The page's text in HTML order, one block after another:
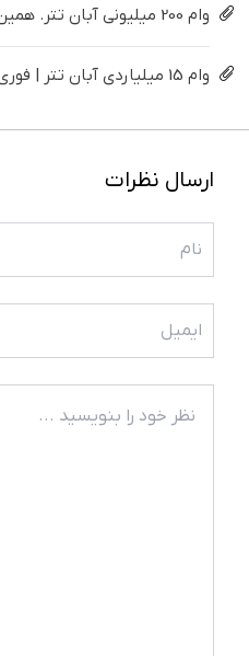
وام 200 میلیونی آبان تتر. همین الان احراز هویت کن!
وام 15 میلیاردی آبان تتر | فوری، فقط با احراز هویت
ارسال نظرات